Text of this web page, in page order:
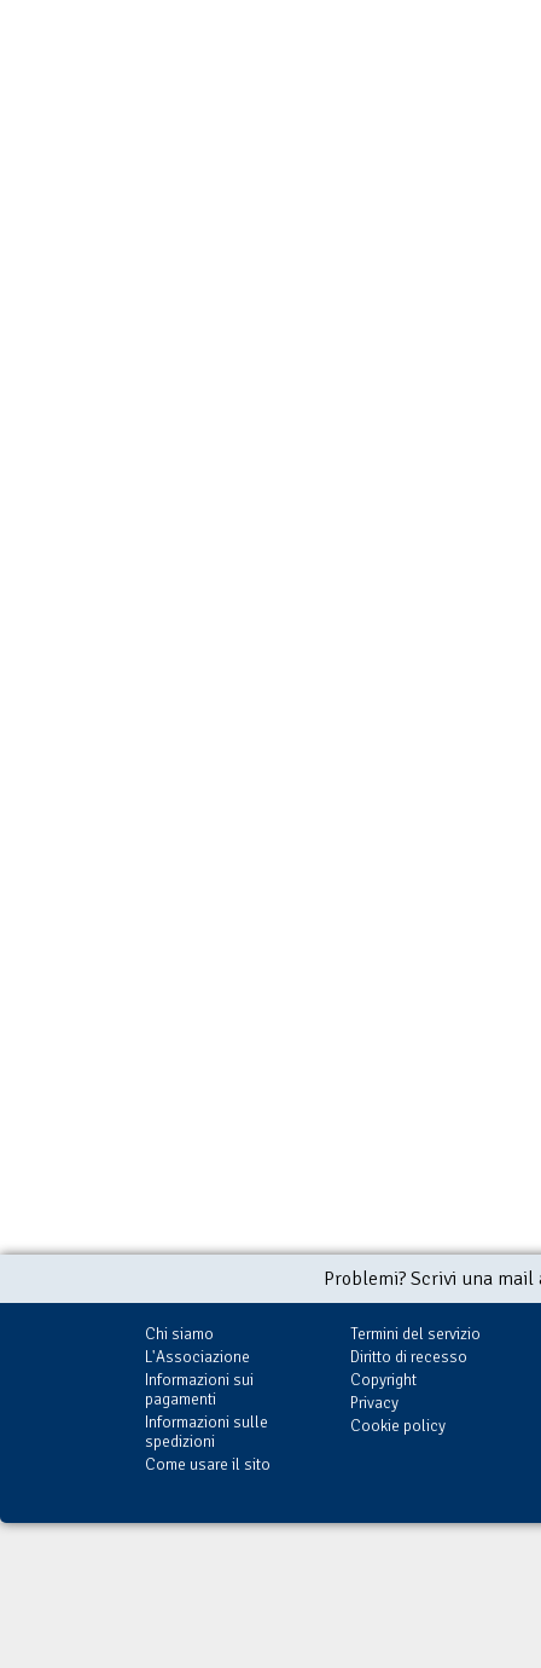
Problemi? Scrivi una
Chi siamo
L'Associazione
Informazioni sui
pagamenti
Informazioni sulle
spedizioni
Come usare il sito
Termini del servizio
Diritto di recesso
Copyright
Privacy
Cookie policy